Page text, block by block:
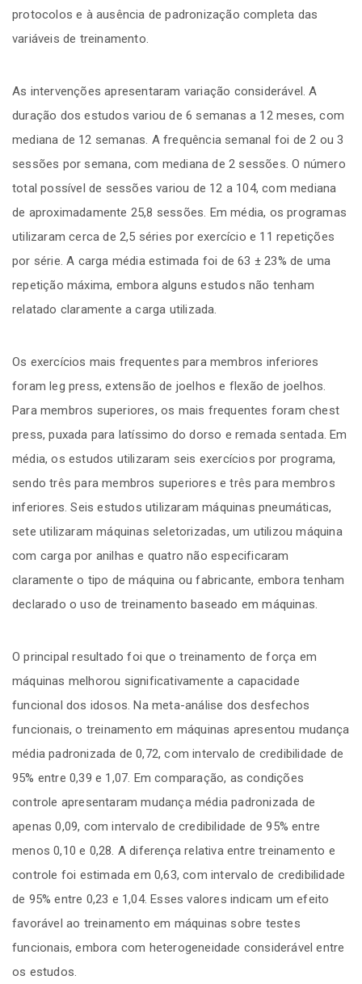
protocolos e à ausência de padronização completa das
variáveis de treinamento.
As intervenções apresentaram variação considerável. A
duração dos estudos variou de 6 semanas a 12 meses, com
mediana de 12 semanas. A frequência semanal foi de 2 ou 3
sessões por semana, com mediana de 2 sessões. O número
total possível de sessões variou de 12 a 104, com mediana
de aproximadamente 25,8 sessões. Em média, os programas
utilizaram cerca de 2,5 séries por exercício e 11 repetições
por série. A carga média estimada foi de 63 ± 23% de uma
repetição máxima, embora alguns estudos não tenham
relatado claramente a carga utilizada.
Os exercícios mais frequentes para membros inferiores
foram leg press, extensão de joelhos e flexão de joelhos.
Para membros superiores, os mais frequentes foram chest
press, puxada para latíssimo do dorso e remada sentada. Em
média, os estudos utilizaram seis exercícios por programa,
sendo três para membros superiores e três para membros
inferiores. Seis estudos utilizaram máquinas pneumáticas,
sete utilizaram máquinas seletorizadas, um utilizou máquina
com carga por anilhas e quatro não especificaram
claramente o tipo de máquina ou fabricante, embora tenham
declarado o uso de treinamento baseado em máquinas.
O principal resultado foi que o treinamento de força em
máquinas melhorou significativamente a capacidade
funcional dos idosos. Na meta-análise dos desfechos
funcionais, o treinamento em máquinas apresentou mudança
média padronizada de 0,72, com intervalo de credibilidade de
95% entre 0,39 e 1,07. Em comparação, as condições
controle apresentaram mudança média padronizada de
apenas 0,09, com intervalo de credibilidade de 95% entre
menos 0,10 e 0,28. A diferença relativa entre treinamento e
controle foi estimada em 0,63, com intervalo de credibilidade
de 95% entre 0,23 e 1,04. Esses valores indicam um efeito
favorável ao treinamento em máquinas sobre testes
funcionais, embora com heterogeneidade considerável entre
os estudos.